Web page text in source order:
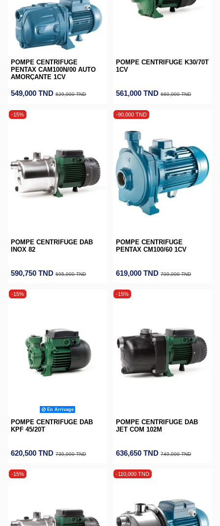
POMPE CENTRIFUGE
PENTAX CAM100N/00 AUTO
AMORÇANTE 1CV
549,000 TND629,000 TND
POMPE CENTRIFUGE K30/70T
1CV
561,000 TND660,000 TND
-15%
POMPE CENTRIFUGE DAB
INOX 82
590,750 TND695,000 TND
-90,000 TND
POMPE CENTRIFUGE
PENTAX CM100/60 1CV
619,000 TND709,000 TND
-15%
En Arrivage
POMPE CENTRIFUGE DAB
KPF 45/20T
620,500 TND730,000 TND
-15%
POMPE CENTRIFUGE DAB
JET COM 102M
636,650 TND749,000 TND
-15% -110,000 TND